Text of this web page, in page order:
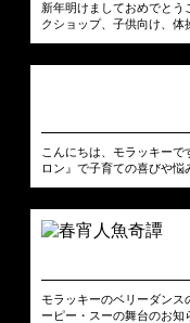
新年明けましておめでとう
クショップ、子供向け、
こんにちは、モラッキー
ロン』で子育ての喜びや
モラッキーのベリーダンス
ーピー・スーの舞台のお